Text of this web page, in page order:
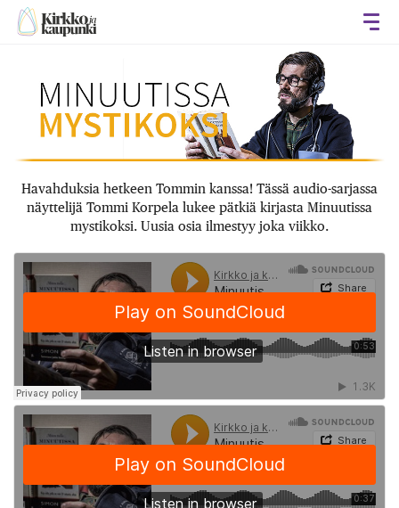
Havahduksia hetkeen Tommin kanssa! Tässä audio-sarjassa
näyttelijä Tommi Korpela lukee pätkiä kirjasta Minuutissa
mystikoksi. Uusia osia ilmestyy joka viikko.